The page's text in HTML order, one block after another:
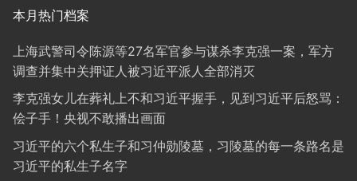
本月热门档案
上海武警司令陈源等27名军官参与谋杀李克强一案，军方
调查并集中关押证人被习近平派人全部消灭
李克强女儿在葬礼上不和习近平握手，见到习近平后怒骂：
侩子手！央视不敢播出画面
习近平的六个私生子和习仲勋陵墓，习陵墓的每一条路名是
习近平的私生子名字